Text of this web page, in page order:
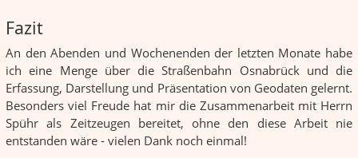
Fazit
An den Abenden und Wochenenden der letzten Monate habe
ich eine Menge über die Straßenbahn Osnabrück und die
Erfassung, Darstellung und Präsentation von Geodaten gelernt.
Besonders viel Freude hat mir die Zusammenarbeit mit Herrn
Spühr als Zeitzeugen bereitet, ohne den diese Arbeit nie
entstanden wäre - vielen Dank noch einmal!